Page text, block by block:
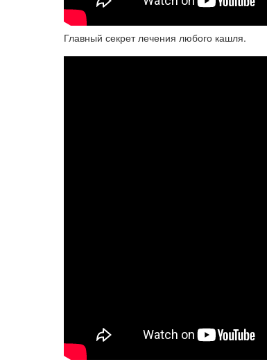
Главный секрет лечения любого кашля.